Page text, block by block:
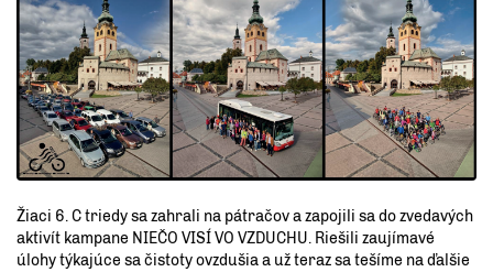
Žiaci 6. C triedy sa zahrali na pátračov a zapojili sa do zvedavých
aktivít kampane NIEČO VISÍ VO VZDUCHU. Riešili zaujímavé
úlohy týkajúce sa čistoty ovzdušia a už teraz sa tešíme na ďalšie